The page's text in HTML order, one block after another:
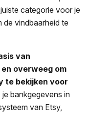
categorie voor je
de vindbaarheid te
van
overweeg om
te bekijken voor
bankgegevens in
van Etsy,